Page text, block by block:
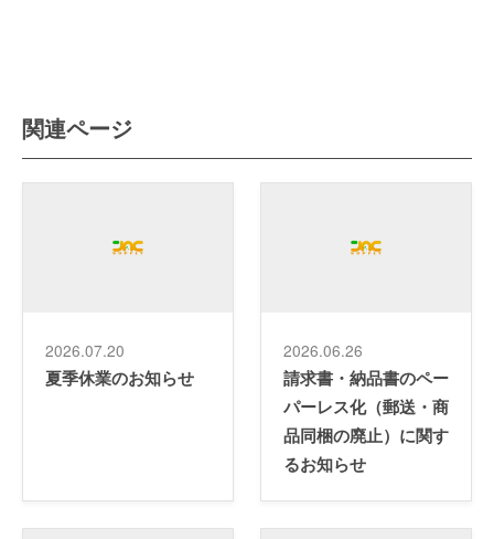
関連ページ
2026.07.20
夏季休業のお知らせ
2026.06.26
請求書・納品書のペー
パーレス化（郵送・商
品同梱の廃止）に関す
るお知らせ